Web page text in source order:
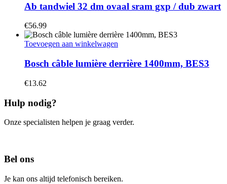
Ab tandwiel 32 dm ovaal sram gxp / dub zwart
€56.99
Toevoegen aan winkelwagen
Bosch câble lumière derrière 1400mm, BES3
€13.62
Hulp nodig?
Onze specialisten helpen je graag verder.
Bel ons
Je kan ons altijd telefonisch bereiken.